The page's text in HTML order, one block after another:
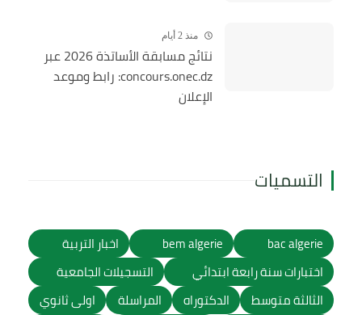
منذ 2 أيام
نتائج مسابقة الأساتذة 2026 عبر
concours.onec.dz: رابط وموعد
الإعلان
التسميات
bac algerie
bem algerie
اخبار التربية
اختبارات سنة رابعة ابتدائي
التسجيلات الجامعية
الثالثة متوسط
الدكتوراه المراسلة
اولى ثانوي